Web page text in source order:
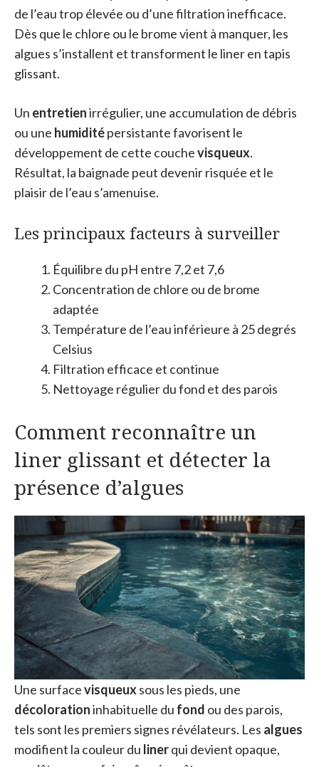
de l’eau trop élevée ou d’une filtration inefficace.
Dès que le chlore ou le brome vient à manquer, les
algues s’installent et transforment le liner en tapis
glissant.
Un entretienirrégulier, une accumulation de débris
ou une humiditépersistante favorisent le
développement de cette couchevisqueux.
Résultat, la baignade peut devenir risquée et le
plaisir de l’eau s’amenuise.
Les principaux facteurs à surveiller
Équilibre du pH entre 7,2 et 7,6
Concentration de chlore ou de brome
adaptée
Température de l’eau inférieure à 25 degrés
Celsius
Filtration efficace et continue
Nettoyage régulier du fond et des parois
Comment reconnaître un
liner glissant et détecter la
présence d’algues
Une surfacevisqueux sous les pieds, une
décolorationinhabituelle du fond ou des parois,
tels sont les premiers signes révélateurs. Les algues
modifient la couleur du linerqui devient opaque,